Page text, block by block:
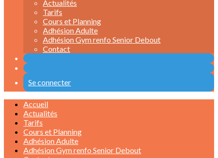
Actualités
Tarifs
Cours et Planning
Adhésion Adulte
Adhésion Gym renfo Senior Debout
Contact
Se connecter
Accueil
Actualités
Tarifs
Cours et Planning
Adhésion Adulte
Adhésion Gym renfo Senior Debout